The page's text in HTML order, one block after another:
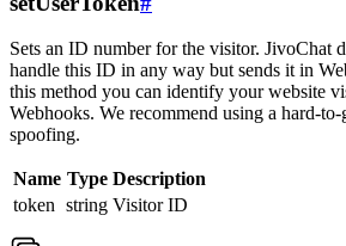
Sets an ID number for the visitor. JivoChat
handle this ID in any way but sends it in
this method you can identify your website
Webhooks. We recommend using a hard-
spoofing.
Name Type Description
token string Visitor ID